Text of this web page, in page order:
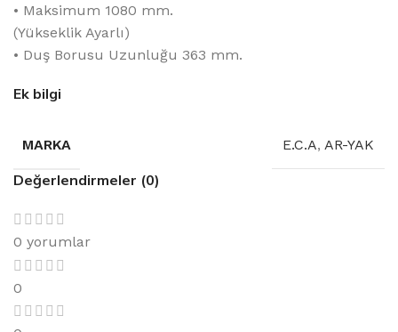
• Maksimum 1080 mm.
(Yükseklik Ayarlı)
• Duş Borusu Uzunluğu 363 mm.
Ek bilgi
MARKA E.C.A, AR-YAK
Değerlendirmeler (0)
0 yorumlar
0